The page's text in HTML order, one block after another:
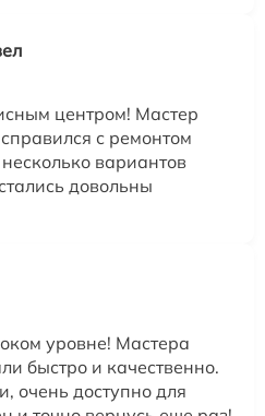
центром! Мастер
с ремонтом
вариантов
довольны
уровне! Мастера
быстро и качественно.
очень доступно для